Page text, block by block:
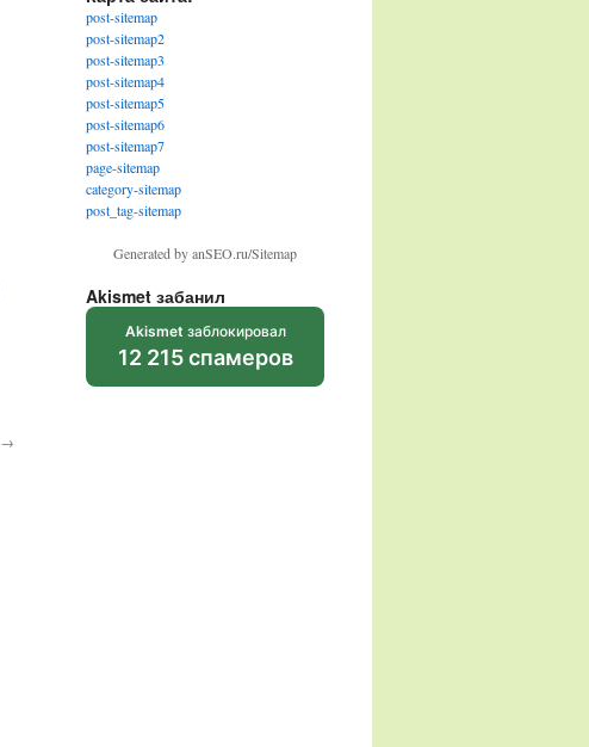
→
post-sitemap
post-sitemap2
post-sitemap3
post-sitemap4
post-sitemap5
post-sitemap6
post-sitemap7
page-sitemap
category-sitemap
post_tag-sitemap
Generated by anSEO.ru/Sitemap
Akismet забанил
Akismet заблокировал
12 215 спамеров